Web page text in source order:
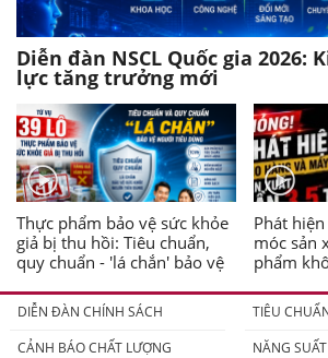
Diễn đàn NSCL Quốc gia 2026:
lực tăng trưởng mới
Thực phẩm bảo vệ sức khỏe
giả bị thu hồi: Tiêu chuẩn,
quy chuẩn - 'lá chắn' bảo vệ
Phát
móc sản
phẩm
DIỄN ĐÀN CHÍNH SÁCH
TIÊU
CẢNH BÁO CHẤT LƯỢNG
NĂNG